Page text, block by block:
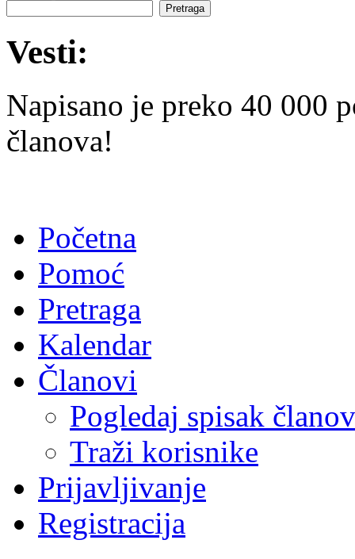
Vesti:
Napisano je preko 40 000
članova!
Početna
Pomoć
Pretraga
Kalendar
Članovi
Pogledaj spisak
Traži korisnike
Prijavljivanje
Registracija